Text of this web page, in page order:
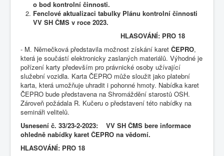
o bod kontrolní činnosti.
Fenclové aktualizaci tabulky Plánu kontrolní činnosti
VV SH ČMS v roce 2023.
HLASOVÁNÍ: PRO 18
- M. Němečková představila možnost získání karet ČEPRO,
která je součástí elektronicky zaslaných materiálů. Výhodné je
pořízení karty především pro právnické osoby užívající
služební vozidla. Karta ČEPRO může sloužit jako platební
karta, která umožňuje uhradit i pohonné hmoty. Nabídka karet
ČEPRO bude představena na Shromáždění starostů OSH.
Zároveň požádala R. Kučeru o představení této nabídky na
semináři velitelů.
Usnesení č. 33/23-2-2023: VV SH ČMS bere informace
ohledně nabídky karet ČEPRO na vědomí.
HLASOVÁNÍ: PRO 18